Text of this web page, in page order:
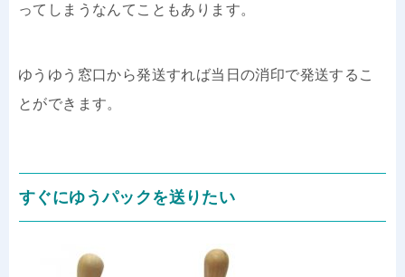
ってしまうなんてこともあります。
ゆうゆう窓口から発送すれば当日の消印で発送するこ
とができます。
すぐにゆうパックを送りたい